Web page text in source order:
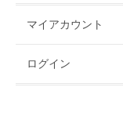
マイアカウント
ログイン